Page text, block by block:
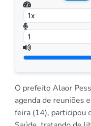
O prefeito Alaor
agenda de reuniões
feira (14), participou